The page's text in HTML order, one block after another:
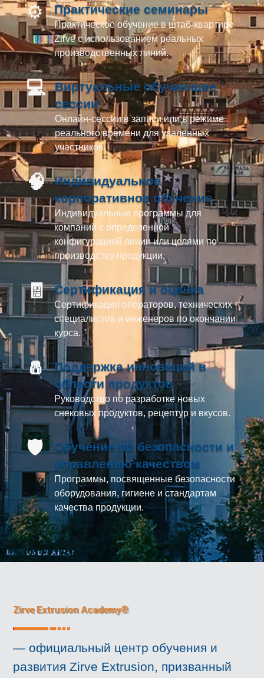
⚙️ Практические семинары
Практическое обучение в штаб-квартире
Zirve с использованием реальных
производственных линий.
💻
Виртуальные обучающие
сессии
Онлайн-сессии в записи или в режиме
реального времени для удаленных
участников.
🧠
Индивидуальное
корпоративное обучение
Индивидуальные программы для
компаний с определенной
конфигурацией линии или целями по
производству продукции.
🧾 Сертификация и оценка
Сертификация операторов, технических
специалистов и инженеров по окончании
курса.
🧂
Поддержка инноваций в
области продуктов
Руководство по разработке новых
снековых продуктов, рецептур и вкусов.
🛡️
Обучение по безопасности и
управлению качеством
Программы, посвященные безопасности
оборудования, гигиене и стандартам
качества продукции.
Zirve Extrusion Academy®
— официальный центр обучения и
развития Zirve Extrusion, призванный